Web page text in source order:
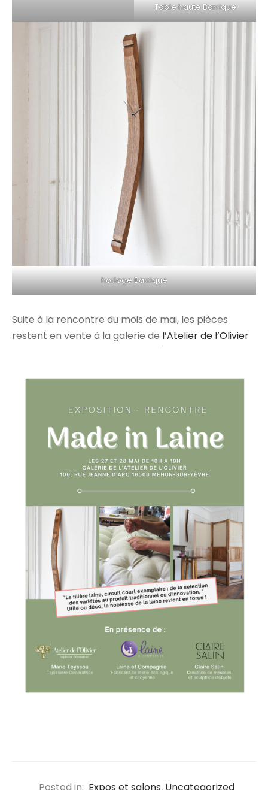
Table haute Barrique
horloge Barrique
Suite à la rencontre du mois de mai, les pièces
restent en vente à la galerie de l’Atelier de l’Olivier